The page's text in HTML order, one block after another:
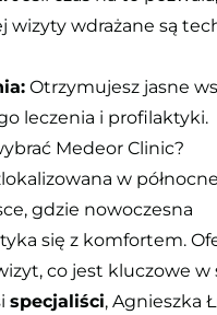
wizyty wdrażane są
Otrzymujesz jasne
leczenia i profilaktyki.
Medeor Clinic?
w
gdzie nowoczesna
się z komfortem.
co jest kluczowe w
specjaliści, Agnieszka